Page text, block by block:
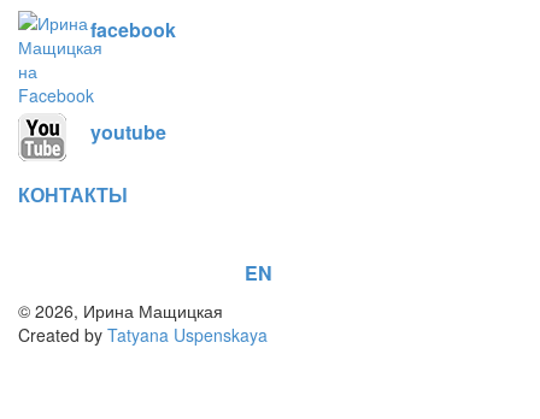
facebook
youtube
КОНТАКТЫ
EN
© 2026, Ирина Мащицкая
Created by Tatyana Uspenskaya